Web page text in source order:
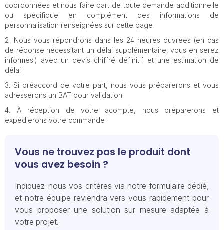
coordonnées et nous faire part de toute demande additionnelle
ou spécifique en complément des informations de
personnalisation renseignées sur cette page
Nous vous répondrons dans les 24 heures ouvrées (en cas
de réponse nécessitant un délai supplémentaire, vous en serez
informés.) avec un devis chiffré définitif et une estimation de
délai
Si préaccord de votre part, nous vous préparerons et vous
adresserons un BAT pour validation
À réception de votre acompte, nous préparerons et
expédierons votre commande
Vous ne trouvez pas le produit dont
vous avez besoin ?
Indiquez-nous vos critères via notre formulaire dédié,
et notre équipe reviendra vers vous rapidement pour
vous proposer une solution sur mesure adaptée à
votre projet.